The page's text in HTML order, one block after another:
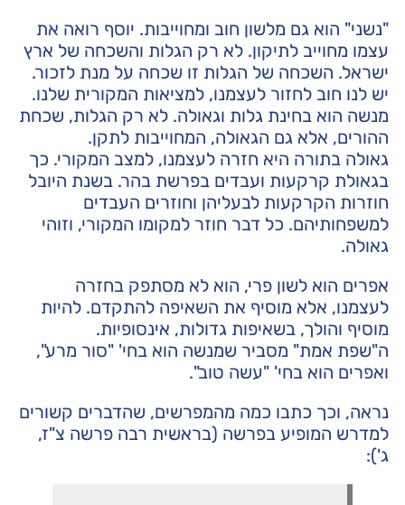
"נשני" הוא גם מלשון חוב ומחוייבות. יוסף רואה את
עצמו מחוייב לתיקון. לא רק הגלות והשכחה של ארץ
ישראל. השכחה של הגלות זו שכחה על מנת לזכור.
יש לנו חוב לחזור לעצמנו, למציאות המקורית שלנו.
מנשה הוא בחינת גלות וגאולה. לא רק הגלות, שכחת
ההורים, אלא גם הגאולה, המחוייבות לתקן.
גאולה בתורה היא חזרה לעצמנו, למצב המקורי. כך
בגאולת קרקעות ועבדים בפרשת בהר. בשנת היובל
חוזרות הקרקעות לבעליהן וחוזרים העבדים
למשפחותיהם. כל דבר חוזר למקומו המקורי, וזוהי
גאולה.
אפרים הוא לשון פרי, הוא לא מסתפק בחזרה
לעצמנו, אלא מוסיף את השאיפה להתקדם. להיות
מוסיף והולך, בשאיפות גדולות, אינסופיות.
ה"שפת אמת" מסביר שמנשה הוא בחי' "סור מרע",
ואפרים הוא בחי' "עשה טוב".
נראה, וכך כתבו כמה מהמפרשים, שהדברים קשורים
למדרש המופיע בפרשה (בראשית רבה פרשה צ"ז,
ג'):